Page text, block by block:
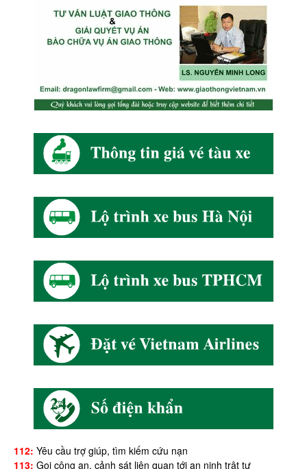
112: Yêu cầu trợ giúp, tìm kiếm cứu nạn
113: Gọi công an, cảnh sát liên quan tới an ninh trật tự